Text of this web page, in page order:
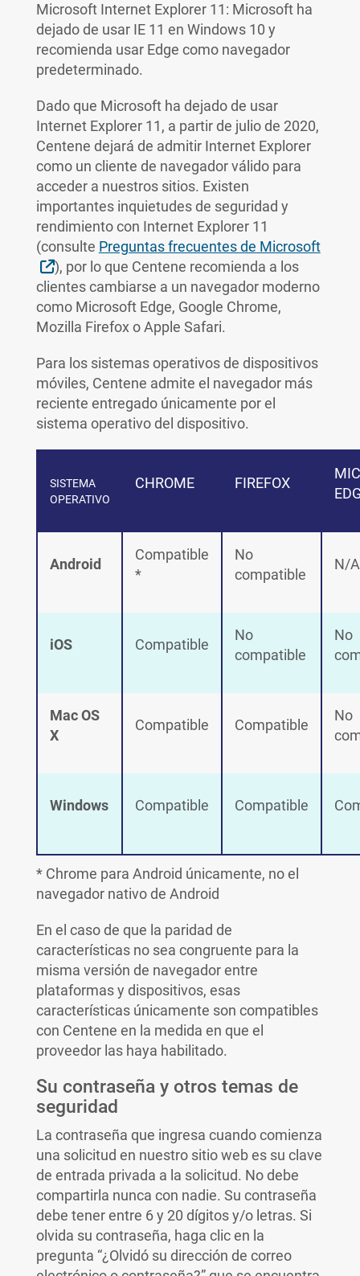
Microsoft Internet Explorer 11: Microsoft ha
dejado de usar IE 11 en Windows 10 y
recomienda usar Edge como navegador
predeterminado.
Dado que Microsoft ha dejado de usar
Internet Explorer 11, a partir de julio de 2020,
Centene dejará de admitir Internet Explorer
como un cliente de navegador válido para
acceder a nuestros sitios. Existen
importantes inquietudes de seguridad y
rendimiento con Internet Explorer 11
(consulte Preguntas frecuentes de Microsoft
External Link
), por lo que Centene recomienda a los
clientes cambiarse a un navegador moderno
como Microsoft Edge, Google Chrome,
Mozilla Firefox o Apple Safari.
Para los sistemas operativos de dispositivos
móviles, Centene admite el navegador más
reciente entregado únicamente por el
sistema operativo del dispositivo.
SISTEMA
OPERATIVO
CHROME FIREFOX
Android
Compatible
*
No
compatible
N/A
iOS Compatible
No
compatible
No
Mac OS
X
Compatible Compatible
No
Windows Compatible Compatible
* Chrome para Android únicamente, no el
navegador nativo de Android
En el caso de que la paridad de
características no sea congruente para la
misma versión de navegador entre
plataformas y dispositivos, esas
características únicamente son compatibles
con Centene en la medida en que el
proveedor las haya habilitado.
Su contraseña y otros temas de
seguridad
La contraseña que ingresa cuando comienza
una solicitud en nuestro sitio web es su clave
de entrada privada a la solicitud. No debe
compartirla nunca con nadie. Su contraseña
debe tener entre 6 y 20 dígitos y/o letras. Si
olvida su contraseña, haga clic en la
pregunta “¿Olvidó su dirección de correo